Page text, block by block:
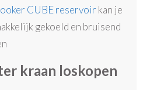
CUBE reservoir kan je
gekoeld en bruisend
kraan loskopen